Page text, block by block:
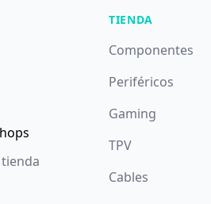
TIENDA
Componentes
Periféricos
Gaming
TPV
Cables